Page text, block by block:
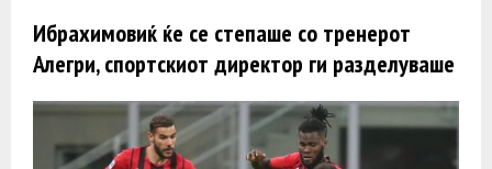
Ибрахимовиќ ќе се степаше со тренерот
Алегри, спортскиот директор ги разделуваше